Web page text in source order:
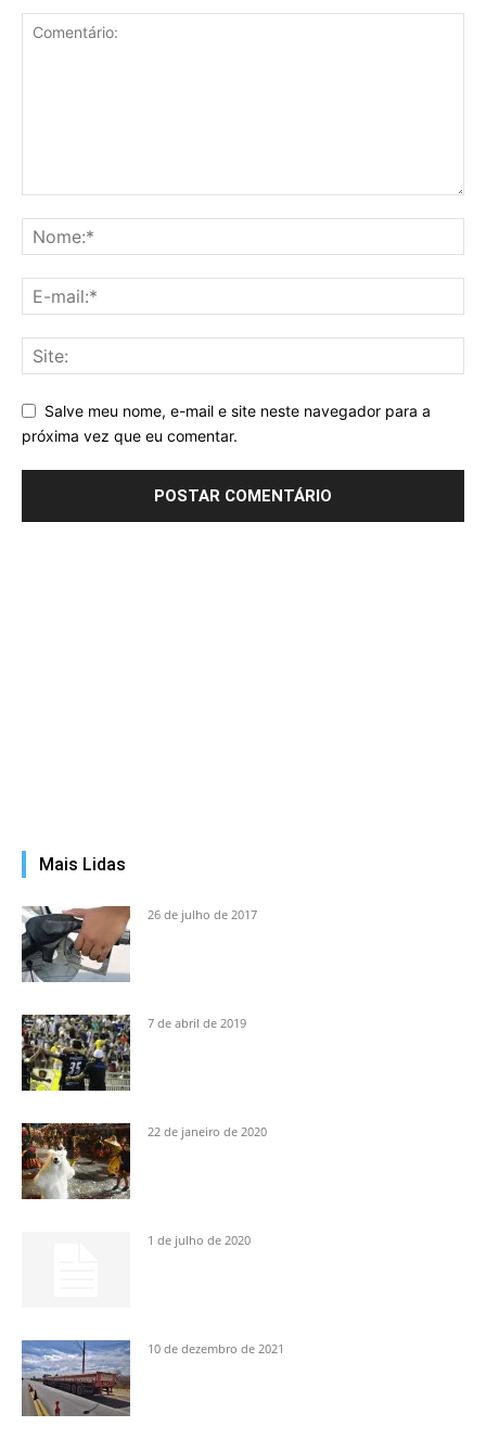
Salve meu nome, e-mail e site neste navegador para a
próxima vez que eu comentar.
Mais Lidas
26 de julho de 2017
7 de abril de 2019
22 de janeiro de 2020
1 de julho de 2020
10 de dezembro de 2021